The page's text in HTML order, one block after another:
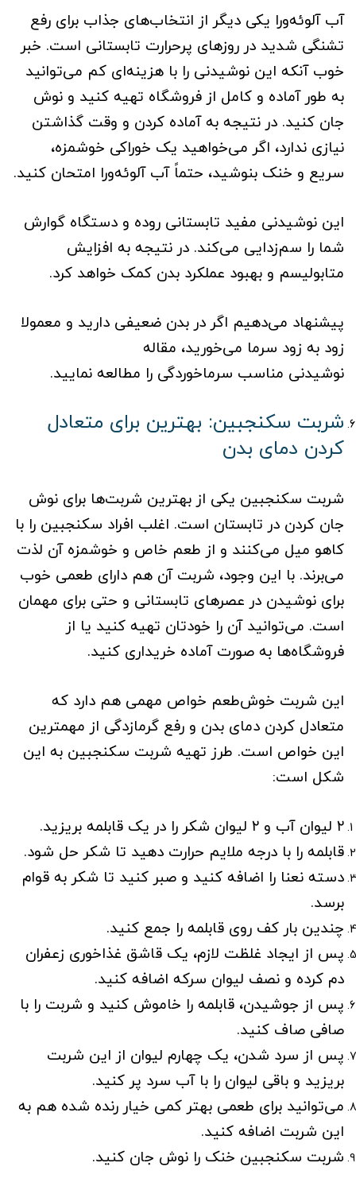
آب آلوئه‌ورا یکی دیگر از انتخاب‌های جذاب برای رفع
تشنگی شدید در روزهای پرحرارت تابستانی است. خبر
خوب آنکه این نوشیدنی را با هزینه‌ای کم می‌توانید
به طور آماده و کامل از فروشگاه تهیه کنید و نوش
جان کنید. در نتیجه به آماده کردن و وقت گذاشتن
نیازی ندارد، اگر می‌خواهید یک خوراکی خوشمزه،
سریع و خنک بنوشید، حتماً آب آلوئه‌ورا امتحان کنید.
این نوشیدنی مفید تابستانی روده و دستگاه گوارش
شما را سم‌زدایی می‌کند. در نتیجه به افزایش
متابولیسم و بهبود عملکرد بدن کمک خواهد کرد.
پیشنهاد می‌دهیم اگر در بدن ضعیفی دارید و معمولا
زود به زود سرما می‌خورید، مقاله
نوشیدنی مناسب سرماخوردگی را مطالعه نمایید.
شربت سکنجبین: بهترین برای متعادل
کردن دمای بدن
شربت سکنجبین یکی از بهترین شربت‌ها برای نوش
جان کردن در تابستان است. اغلب افراد سکنجبین را با
کاهو میل می‌کنند و از طعم خاص و خوشمزه آن لذت
می‌برند. با این وجود، شربت آن هم دارای طعمی خوب
برای نوشیدن در عصرهای تابستانی و حتی برای مهمان
است. می‌توانید آن را خودتان تهیه کنید یا از
فروشگاه‌ها به صورت آماده خریداری کنید.
این شربت خوش‌طعم خواص مهمی هم دارد که
متعادل کردن دمای بدن و رفع گرمازدگی از مهمترین
این خواص است. طرز تهیه شربت سکنجبین به این
شکل است:
۲ لیوان آب و ۲ لیوان شکر را در یک قابلمه بریزید.
قابلمه را با درجه ملایم حرارت دهید تا شکر حل شود.
دسته نعنا را اضافه کنید و صبر کنید تا شکر به قوام
برسد.
چندین بار کف روی قابلمه را جمع کنید.
پس از ایجاد غلظت لازم، یک قاشق غذاخوری زعفران
دم کرده و نصف لیوان سرکه اضافه کنید.
پس از جوشیدن، قابلمه را خاموش کنید و شربت را با
صافی صاف کنید.
پس از سرد شدن، یک چهارم لیوان از این شربت
بریزید و باقی لیوان را با آب سرد پر کنید.
می‌توانید برای طعمی بهتر کمی خیار رنده شده هم به
این شربت اضافه کنید.
شربت سکنجبین خنک را نوش جان کنید.